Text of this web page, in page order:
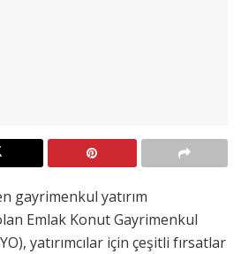
gayrimenkul yatırım
Emlak Konut Gayrimenkul
yatırımcılar için çeşitli fırsatlar